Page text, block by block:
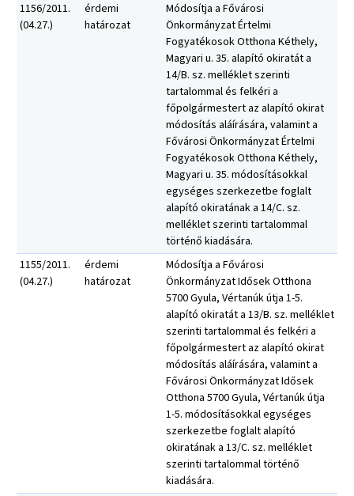
1156/2011.
(04.27.)
érdemi
határozat
Módosítja a Fővárosi
Önkormányzat Értelmi
Fogyatékosok Otthona Kéthely,
Magyari u. 35. alapító okiratát a
14/B. sz. melléklet szerinti
tartalommal és felkéri a
főpolgármestert az alapító okirat
módosítás aláírására, valamint a
Fővárosi Önkormányzat Értelmi
Fogyatékosok Otthona Kéthely,
Magyari u. 35. módosításokkal
egységes szerkezetbe foglalt
alapító okiratának a 14/C. sz.
melléklet szerinti tartalommal
történő kiadására.
1155/2011.
(04.27.)
érdemi
határozat
Módosítja a Fővárosi
Önkormányzat Idősek Otthona
5700 Gyula, Vértanúk útja 1-5.
alapító okiratát a 13/B. sz. melléklet
szerinti tartalommal és felkéri a
főpolgármestert az alapító okirat
módosítás aláírására, valamint a
Fővárosi Önkormányzat Idősek
Otthona 5700 Gyula, Vértanúk útja
1-5. módosításokkal egységes
szerkezetbe foglalt alapító
okiratának a 13/C. sz. melléklet
szerinti tartalommal történő
kiadására.